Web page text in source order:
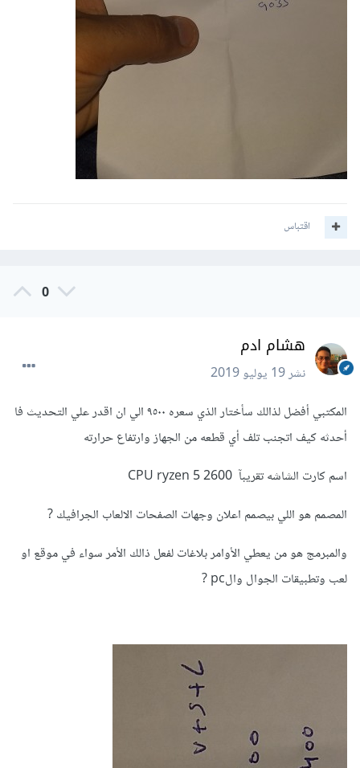
اقتباس
0
هشام ادم
نشر19 يوليو 2019
المكتبي أفضل لذالك سأختار الذي سعره ٩٥٠٠ الي ان اقدر علي التحديث فا
أحدثه كيف اتجنب تلف أي قطعه من الجهاز وارتفاع حرارته
اسم كارت الشاشه تقريبآ CPU ryzen 5 2600
المصمم هو اللي بيصمم اعلان وجهات الصفحات الالعاب الجرافيك ?
والمبرمج هو من يعطي الأوامر بلاغات لفعل ذالك الأمر سواء في موقع او
لعب وتطبيقات الجوال والpc ?